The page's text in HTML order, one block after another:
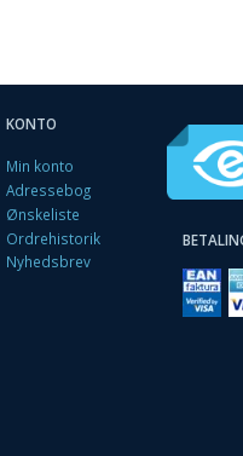
KONTO
Min konto
Adressebog
Ønskeliste
Ordrehistorik
Nyhedsbrev